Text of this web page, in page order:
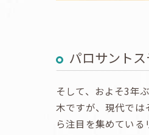
パロサント
そして、およそ3年
木ですが、現代では
ら注目を集めている